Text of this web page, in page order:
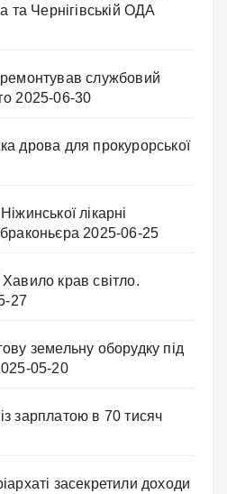
та Чернігівській ОДА
службовий
2025-06-30
дрова для прокурорської
лікарні
2025-06-25
крав світло.
27
земельну оборудку під
05-20
зарплатою в 70 тисяч
засекретили доходи